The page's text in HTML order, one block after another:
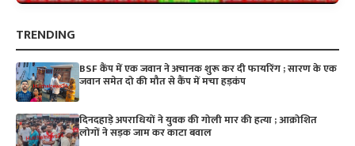
TRENDING
BSF कैंप में एक जवान ने अचानक शुरू कर दी फायरिंग ; सारण के एक
जवान समेत दो की मौत से कैंप में मचा हड़कंप
दिनदहाड़े अपराधियों ने युवक की गोली मार की हत्या ; आक्रोशित
लोगों ने सड़क जाम कर काटा बवाल